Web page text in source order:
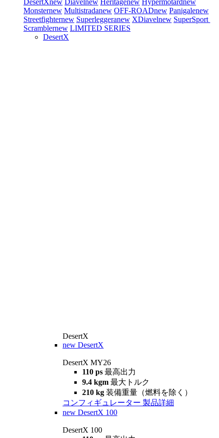
DesertXnew Diavelnew Heritagenew Hypermotardnew
Monsternew Multistradanew OFF-ROADnew Panigalenew
Streetfighternew Superleggeranew XDiavelnew SuperSport
Scramblernew LIMITED SERIES
DesertX
DesertX
new DesertX
DesertX MY26
110 ps 最高出力
9.4 kgm 最大トルク
210 kg 装備重量（燃料を除く）
コンフィギュレーター 製品詳細
new DesertX 100
DesertX 100